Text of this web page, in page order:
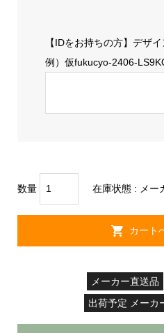
【IDをお持ちの方】デザ
例）仮fukucyo-2406-
数量 在庫状態 : メー
メーカー直送品
出荷予定 メーカ